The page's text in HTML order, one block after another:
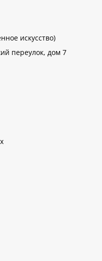
искусство)
переулок, дом 7